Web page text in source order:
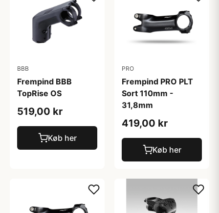
BBB
Frempind BBB
TopRise OS
519,00 kr
Køb her
PRO
Frempind PRO PLT
Sort 110mm -
31,8mm
419,00 kr
Køb her